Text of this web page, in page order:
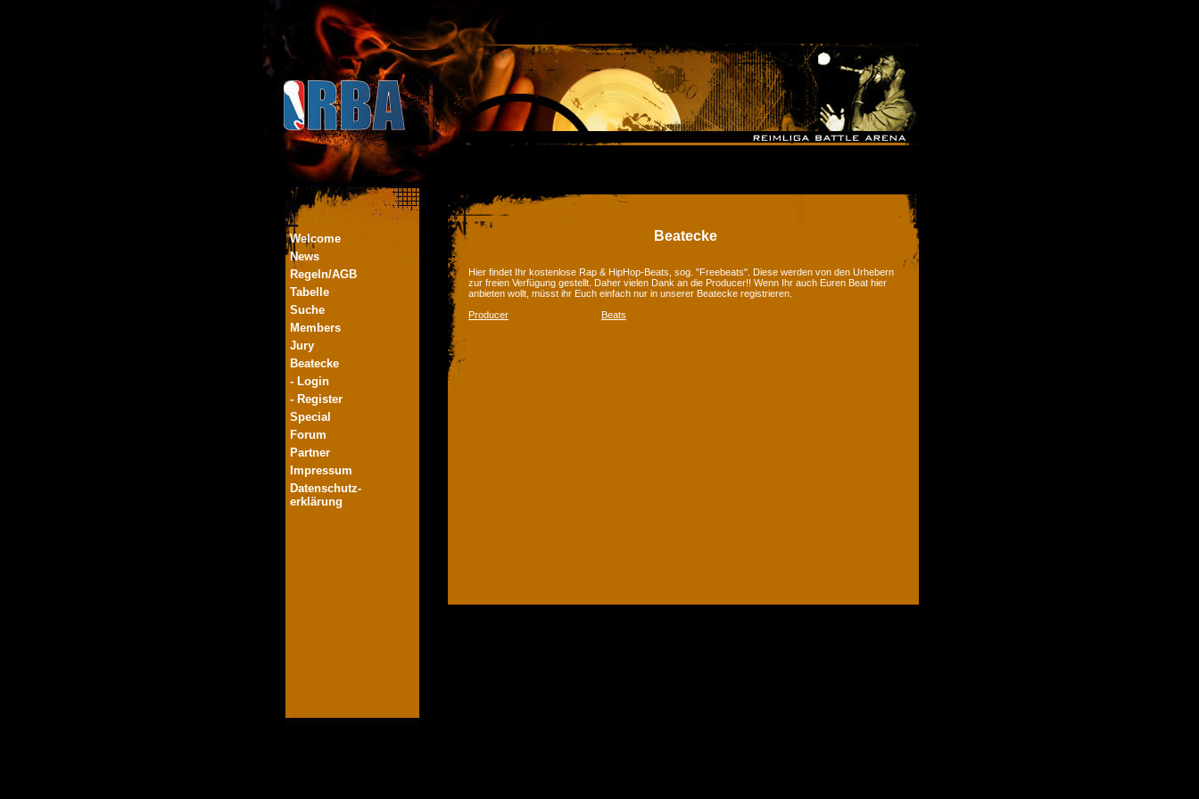
Welcome
News
Regeln/AGB
Tabelle
Suche
Members
Jury
Beatecke
- Login
- Register
Special
Forum
Partner
Impressum
Datenschutz-
erklärung
Beatecke
Hier findet Ihr kostenlose Rap & HipHop-Beats, sog. "Freebeats". Diese werden von den Urhebern
zur freien Verfügung gestellt. Daher vielen Dank an die Producer!! Wenn Ihr auch Euren Beat hier
anbieten wollt, müsst ihr Euch einfach nur in unserer Beatecke registrieren.
Producer
Beats